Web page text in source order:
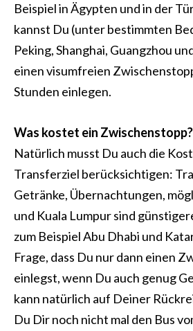
Beispiel in Ägypten und in der
kannst Du (unter bestimmten
Peking, Shanghai, Guangzhou
einen visumfreien
Stunden einlegen.
Was kostet ein Zwischenstopp?
Natürlich musst Du auch die
Transferziel berücksichtigen:
Getränke, Übernachtungen,
und Kuala Lumpur sind
zum Beispiel Abu Dhabi und
Frage, dass Du nur dann einen
einlegst, wenn Du auch genug
kann natürlich auf Deiner
Du Dir noch nicht mal den Bus